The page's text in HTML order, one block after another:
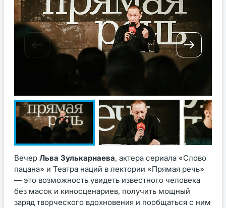
Вечер Льва Зулькарнаева, актера сериала «Слово
пацана» и Театра наций в лектории «Прямая речь»
— это возможность увидеть известного человека
без масок и киносценариев, получить мощный
заряд творческого вдохновения и пообщаться с ним